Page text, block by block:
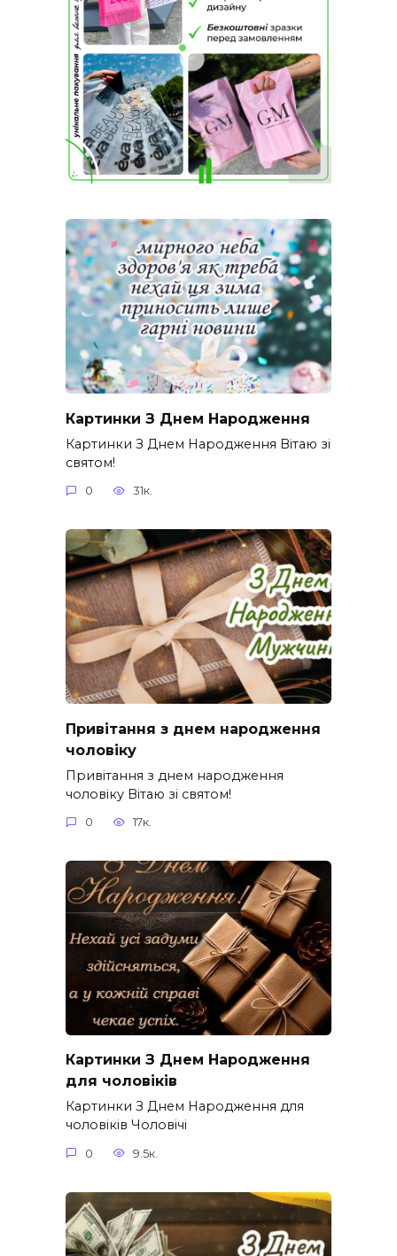
Картинки З Днем Народження
Картинки З Днем Народження Вітаю зі
святом!
0 31к.
Привітання з днем народження
чоловіку
Привітання з днем народження
чоловіку Вітаю зі святом!
0 17к.
Картинки З Днем Народження
для чоловіків​
Картинки З Днем Народження для
чоловіків​ Чоловічі
0 9.5к.